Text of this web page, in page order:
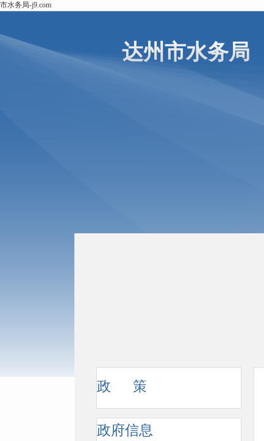
市水务局-j9.com
达州市水务局
政 策
政府信息